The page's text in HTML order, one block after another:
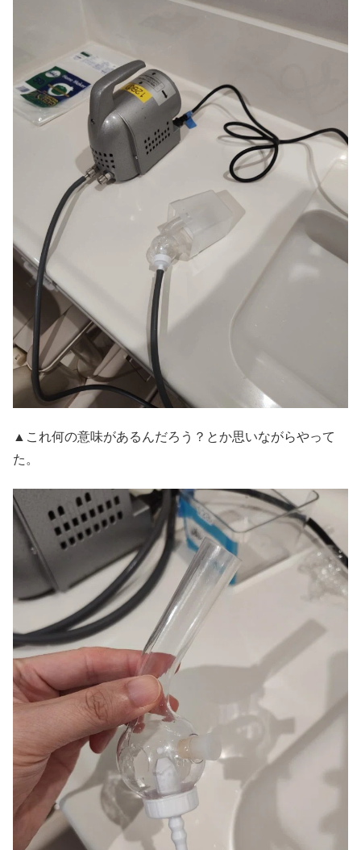
▲これ何の意味があるんだろう？とか思いながらやって
た。